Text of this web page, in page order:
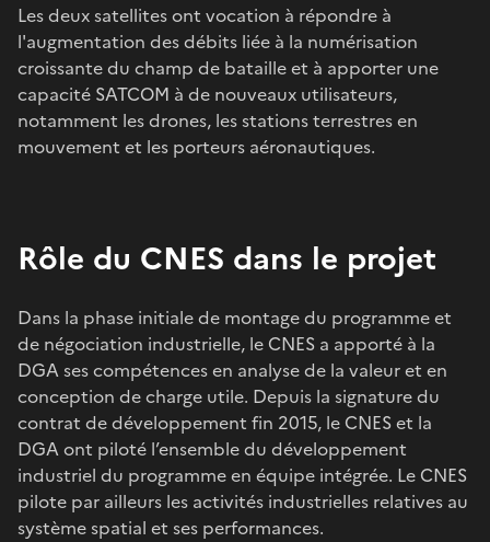
Les deux satellites ont vocation à répondre à
l'augmentation des débits liée à la numérisation
croissante du champ de bataille et à apporter une
capacité SATCOM à de nouveaux utilisateurs,
notamment les drones, les stations terrestres en
mouvement et les porteurs aéronautiques.
Rôle du CNES dans le projet
Dans la phase initiale de montage du programme et
de négociation industrielle, le CNES a apporté à la
DGA ses compétences en analyse de la valeur et en
conception de charge utile. Depuis la signature du
contrat de développement fin 2015, le CNES et la
DGA ont piloté l’ensemble du développement
industriel du programme en équipe intégrée. Le CNES
pilote par ailleurs les activités industrielles relatives au
système spatial et ses performances.